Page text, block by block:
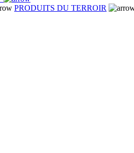
PRODUITS DU TERROIR